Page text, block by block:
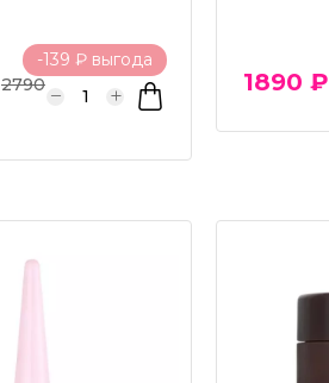
-139 ₽ выгода
2790
1890 ₽